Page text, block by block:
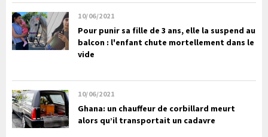
10/06/2021
Pour punir sa fille de 3 ans, elle la suspend au
balcon : l'enfant chute mortellement dans le
vide
10/06/2021
Ghana: un chauffeur de corbillard meurt
alors qu’il transportait un cadavre